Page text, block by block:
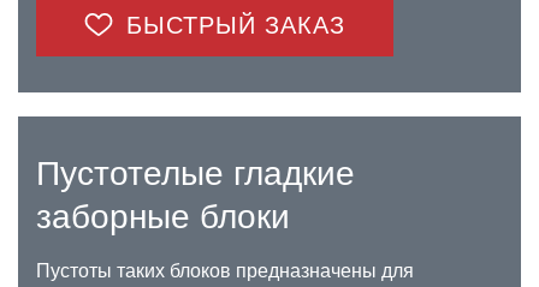
БЫСТРЫЙ ЗАКАЗ
Пустотелые гладкие
заборные блоки
Пустоты таких блоков предназначены для